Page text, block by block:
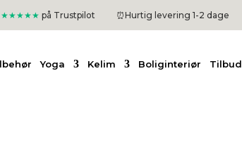
★★★★★ på Trustpilot ⏰Hurtig levering 1-2 dage
Yoga Kelim Boliginteriør Tilbud